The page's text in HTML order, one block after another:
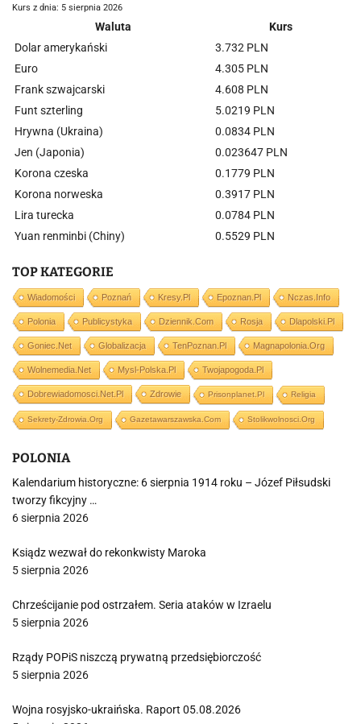
Kurs z dnia: 5 sierpnia 2026
Waluta
Kurs
Dolar amerykański
3.732 PLN
Euro
4.305 PLN
Frank szwajcarski
4.608 PLN
Funt szterling
5.0219 PLN
Hrywna (Ukraina)
0.0834 PLN
Jen (Japonia)
0.023647 PLN
Korona czeska
0.1779 PLN
Korona norweska
0.3917 PLN
Lira turecka
0.0784 PLN
Yuan renminbi (Chiny)
0.5529 PLN
TOP KATEGORIE
Wiadomości Poznań Kresy.pl Epoznan.pl Nczas.info
Polonia Publicystyka Dziennik.com Rosja Dlapolski.pl
Goniec.net Globalizacja TenPoznan.pl Magnapolonia.org
Wolnemedia.net Mysl-Polska.pl Twojapogoda.pl
Dobrewiadomosci.net.pl Zdrowie Prisonplanet.pl Religia
Sekrety-Zdrowia.org Gazetawarszawska.com Stolikwolnosci.org
POLONIA
Kalendarium historyczne: 6 sierpnia 1914 roku – Józef Piłsudski
tworzy fikcyjny …
6 sierpnia 2026
Ksiądz wezwał do rekonkwisty Maroka
5 sierpnia 2026
Chrześcijanie pod ostrzałem. Seria ataków w Izraelu
5 sierpnia 2026
Rządy POPiS niszczą prywatną przedsiębiorczość
5 sierpnia 2026
Wojna rosyjsko-ukraińska. Raport 05.08.2026